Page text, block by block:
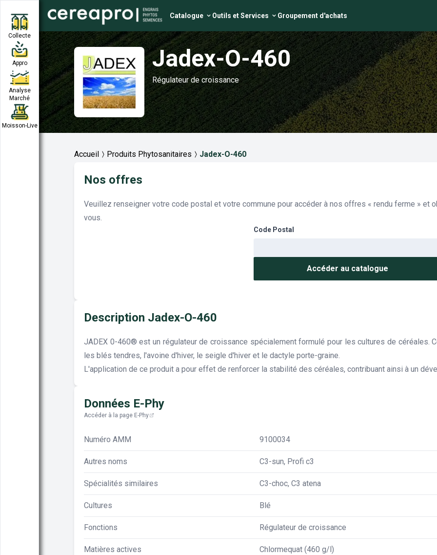
Collecte
Appro
Analyse
Marché
Moisson-Live
Catalogue Outils et Services Groupement d'achats
Jadex-O-460
Régulateur de croissance
Accueil Produits Phytosanitaires Jadex-O-460
Nos offres
Veuillez renseigner votre code postal et votre commune pour accéder à nos offres « rendu ferme » et
vous.
Code Postal
Accéder au catalogue
Description Jadex-O-460
JADEX 0-460® est un régulateur de croissance spécialement formulé pour les cultures de céréales.
les blés tendres, l'avoine d'hiver, le seigle d'hiver et le dactyle porte-graine.
L'application de ce produit a pour effet de renforcer la stabilité des céréales, contribuant ainsi à un
Données E-Phy
Accéder à la page E-Phy
Numéro AMM 9100034
Autres noms C3-sun, Profi c3
Spécialités similaires C3-choc, C3 atena
Cultures Blé
Fonctions Régulateur de croissance
Matières actives Chlormequat (460 g/l)